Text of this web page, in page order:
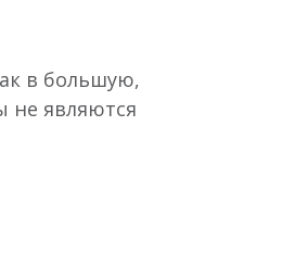
в большую,
не являются